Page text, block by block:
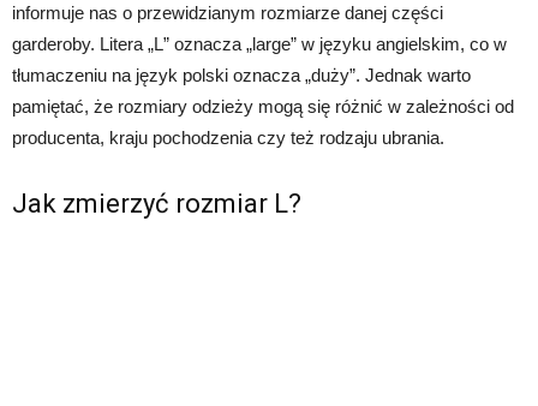
informuje nas o przewidzianym rozmiarze danej części
garderoby. Litera „L” oznacza „large” w języku angielskim, co w
tłumaczeniu na język polski oznacza „duży”. Jednak warto
pamiętać, że rozmiary odzieży mogą się różnić w zależności od
producenta, kraju pochodzenia czy też rodzaju ubrania.
Jak zmierzyć rozmiar L?